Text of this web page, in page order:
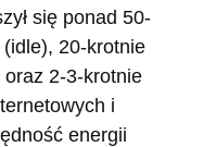
się ponad 50-
20-krotnie
2-3-krotnie
i
energii